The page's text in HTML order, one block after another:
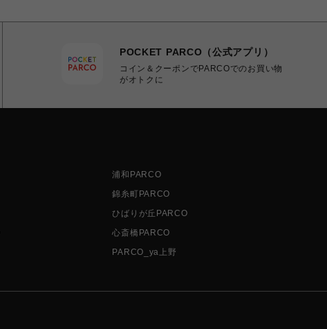
POCKET PARCO（公式アプリ）
コイン＆クーポンでPARCOでのお買い物
がオトクに
浦和PARCO
錦糸町PARCO
ひばりが丘PARCO
心斎橋PARCO
PARCO_ya上野